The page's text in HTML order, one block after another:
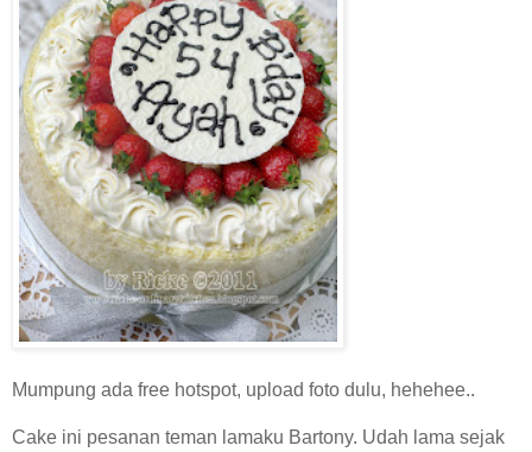
Mumpung ada free hotspot, upload foto dulu, hehehee..
Cake ini pesanan teman lamaku Bartony. Udah lama sejak